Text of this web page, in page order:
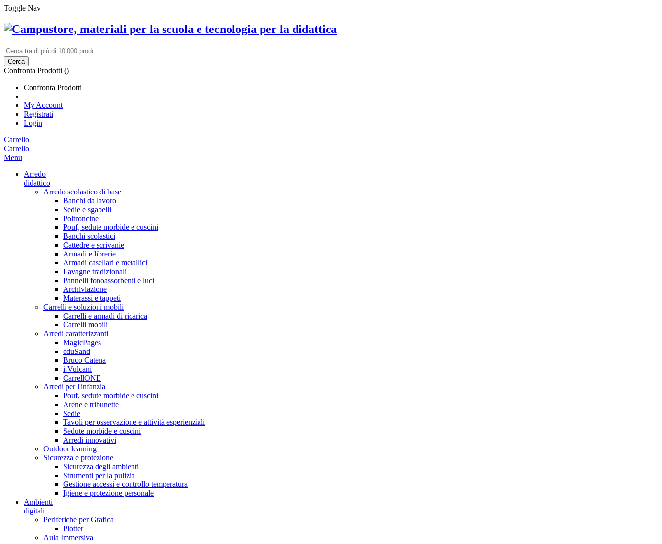
Toggle Nav
Cerca
Confronta Prodotti ()
Confronta Prodotti
My Account
Registrati
Login
Carrello
Carrello
Menu
Arredo
didattico
Arredo scolastico di base
Banchi da lavoro
Sedie e sgabelli
Poltroncine
Pouf, sedute morbide e cuscini
Banchi scolastici
Cattedre e scrivanie
Armadi e librerie
Armadi casellari e metallici
Lavagne tradizionali
Pannelli fonoassorbenti e luci
Archiviazione
Materassi e tappeti
Carrelli e soluzioni mobili
Carrelli e armadi di ricarica
Carrelli mobili
Arredi caratterizzanti
MagicPages
eduSand
Bruco Catena
i-Vulcani
CarrellONE
Arredi per l'infanzia
Pouf, sedute morbide e cuscini
Arene e tribunette
Sedie
Tavoli per osservazione e attività esperienziali
Sedute morbide e cuscini
Arredi innovativi
Outdoor learning
Sicurezza e protezione
Sicurezza degli ambienti
Strumenti per la pulizia
Gestione accessi e controllo temperatura
Igiene e protezione personale
Ambienti
digitali
Periferiche per Grafica
Plotter
Aula Immersiva